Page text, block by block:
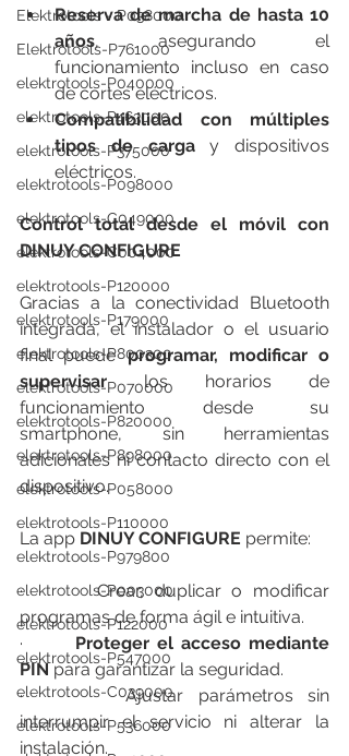
Elektrotools - P038000
Elektrotools-P761000
elektrotools-P040000
elektrotools-P463000
elektrotools-P375000
elektrotools-P098000
elektrotools-C049000
elektrotools-C004000
elektrotools-P120000
elektrotools-P179000
elektrotools-P800300
elektrotools-P070000
elektrotools-P820000
elektrotools-P898000
elektrotools-P058000
elektrotools-P110000
elektrotools-P979800
elektrotools-P003000
elektrotools-P122000
elektrotools-P547000
elektrotools-C039000
elektrotools-P536000
Reserva de marcha de hasta 10
años, asegurando el
funcionamiento incluso en caso
de cortes eléctricos.
Compatibilidad con múltiples
tipos de carga y dispositivos
eléctricos.
Control total desde el móvil con
DINUY CONFIGURE
Gracias a la conectividad Bluetooth
integrada, el instalador o el usuario
final puede programar, modificar o
supervisar los horarios de
funcionamiento desde su
smartphone, sin herramientas
adicionales ni contacto directo con el
dispositivo.
La app DINUY CONFIGURE permite:
·       Crear, duplicar o modificar
programas de forma ágil e intuitiva.
· Proteger el acceso mediante
PIN para garantizar la seguridad.
·       Ajustar parámetros sin
interrumpir el servicio ni alterar la
instalación.